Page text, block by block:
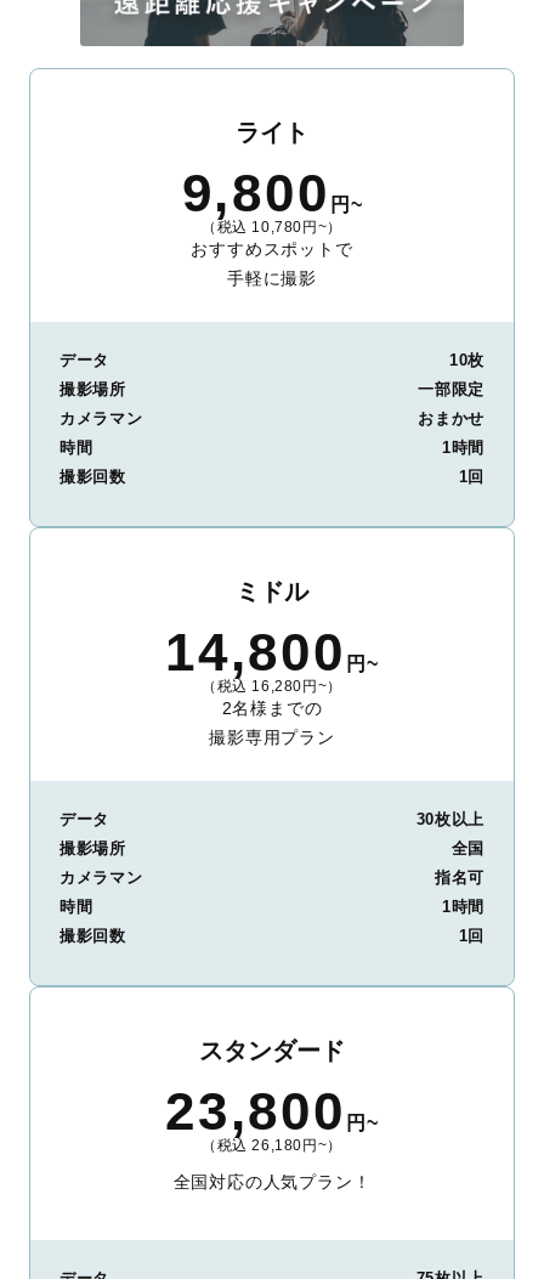
整。自然な雰囲気を残しつつも、おしゃれで洗練された仕上がり
に。きっと「こんな写真を撮ってほしかった！」と思える一枚に
出会えます。まずは、ラブグラフの
ライト
9,800 円~
（税込 10,780円~）
おすすめスポットで
手軽に撮影
データ
10枚
撮影場所
一部限定
カメラマン
おまかせ
時間
1時間
撮影回数
1回
ミドル
14,800 円~
（税込 16,280円~）
2名様までの
撮影専用プラン
データ
30枚以上
撮影場所
全国
カメラマン
指名可
時間
1時間
撮影回数
1回
スタンダード
23,800 円~
（税込 26,180円~）
全国対応の人気プラン！